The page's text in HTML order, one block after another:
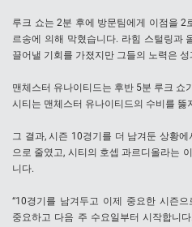
루크 쇼는 2분 후에 방문팀에게 이점을 2
르송에 의해 막혔습니다. 라힘 스털링과
끌어낼 기회를 가졌지만 그들의 노력은
맨체스터 유나이티드는 후반 5분 루크 쇼
시티는 맨체스터 유나이티드의 수비를 뚫
그 결과, 시즌 10경기를 더 남겨둔 상황
으로 줄였고, 시티의 호셉 과르디올라는
니다.
“10경기를 남겨두고 이제 중요한 시즌
중요하고 다음 주 수요일부터 시작합니